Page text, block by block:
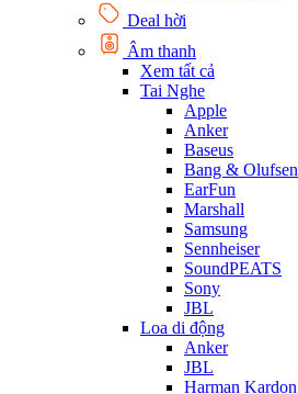
Deal hời
Âm thanh
Xem tất cả
Tai Nghe
Apple
Anker
Baseus
Bang & Olufsen
EarFun
Marshall
Samsung
Sennheiser
SoundPEATS
Sony
JBL
Loa di động
Anker
JBL
Harman Kardon